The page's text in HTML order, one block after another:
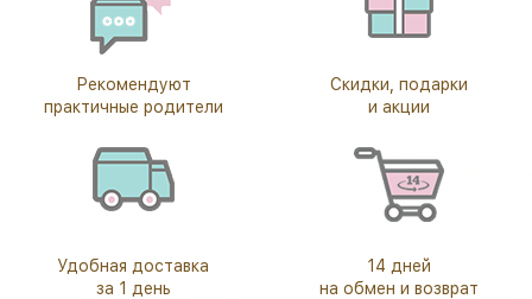
Рекомендуют
практичные родители
Скидки, подарки
и акции
Удобная доставка
за 1 день
14 дней
на обмен и возврат